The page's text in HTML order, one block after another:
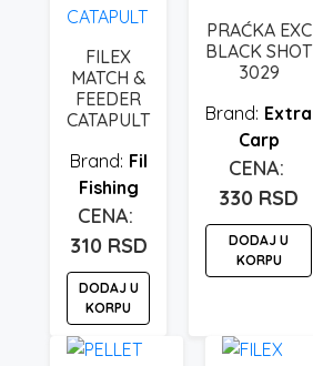
FILEX
MATCH &
FEEDER
CATAPULT
Fil
Fishing
310 RSD
DODAJ U
KORPU
PRAĆKA EXC
BLACK SHOT
3029
Extra
Carp
330 RSD
DODAJ U
KORPU